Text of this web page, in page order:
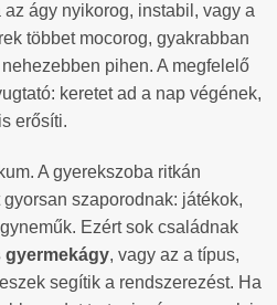
ágy nyikorog, instabil, vagy a
többet mocorog, gyakrabban
pihen. A megfelelő
keretet ad a nap végének,
erősíti.
A gyerekszoba ritkán
szaporodnak: játékok,
Ezért sok családnak
gyermekágy, vagy az a típus,
segítik a rendszerezést. Ha